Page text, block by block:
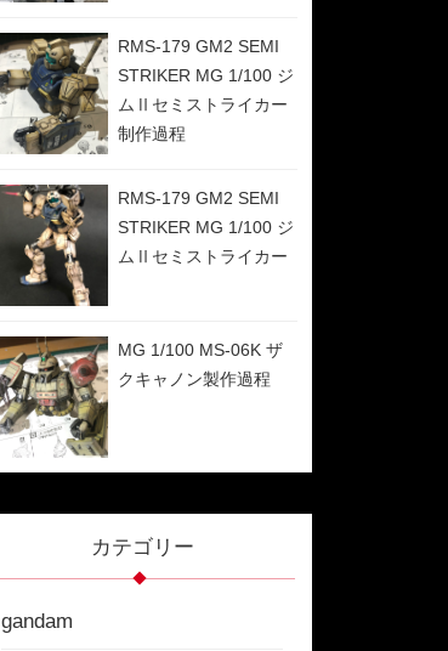
RMS-179 GM2 SEMI
STRIKER MG 1/100 ジ
ムⅡセミストライカー
制作過程
RMS-179 GM2 SEMI
STRIKER MG 1/100 ジ
ムⅡセミストライカー
MG 1/100 MS-06K ザ
クキャノン製作過程
カテゴリー
gandam